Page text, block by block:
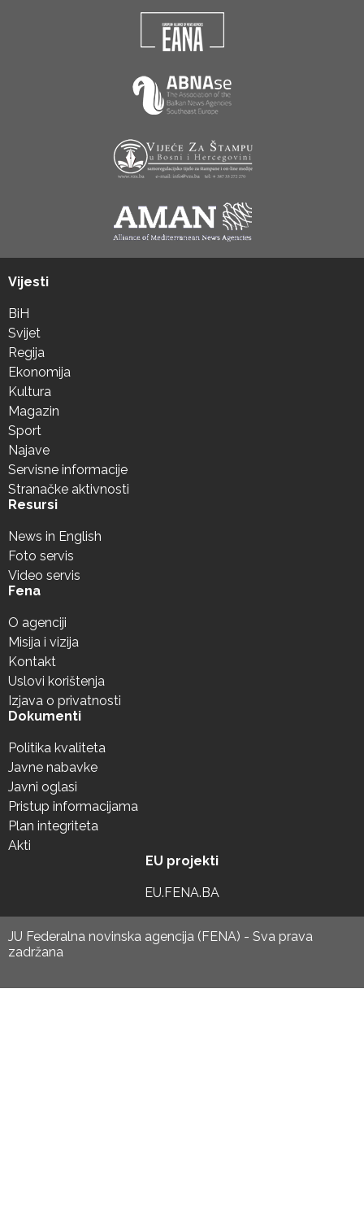
Vijesti
BiH
Svijet
Regija
Ekonomija
Kultura
Magazin
Sport
Najave
Servisne informacije
Stranačke aktivnosti
Resursi
News in English
Foto servis
Video servis
Fena
O agenciji
Misija i vizija
Kontakt
Uslovi korištenja
Izjava o privatnosti
Dokumenti
Politika kvaliteta
Javne nabavke
Javni oglasi
Pristup informacijama
Plan integriteta
Akti
EU projekti
EU.FENA.BA
JU Federalna novinska agencija (FENA) - Sva prava
zadržana